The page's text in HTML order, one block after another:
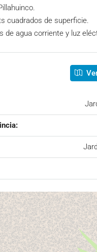
cuadrados de superficie.
de agua corriente y luz